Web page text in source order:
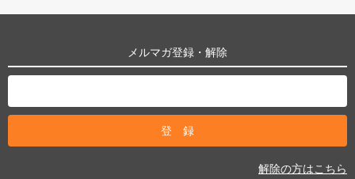
メルマガ登録・解除
解除の方はこちら